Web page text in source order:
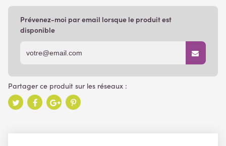
Prévenez-moi par email lorsque le produit est
disponible